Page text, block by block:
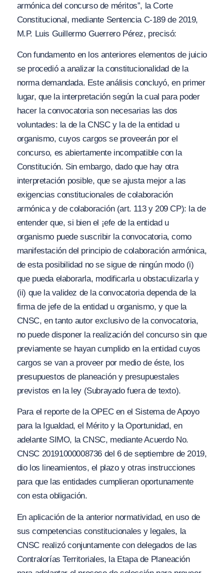
armónica del concurso de méritos”, la Corte
Constitucional, mediante Sentencia C-189 de 2019,
M.P. Luis Guillermo Guerrero Pérez, precisó:
Con fundamento en los anteriores elementos de juicio
se procedió a analizar la constitucionalidad de la
norma demandada. Este análisis concluyó, en primer
lugar, que la interpretación según la cual para poder
hacer la convocatoria son necesarias las dos
voluntades: la de la CNSC y la de la entidad u
organismo, cuyos cargos se proveerán por el
concurso, es abiertamente incompatible con la
Constitución. Sin embargo, dado que hay otra
interpretación posible, que se ajusta mejor a las
exigencias constitucionales de colaboración
armónica y de colaboración (art. 113 y 209 CP): la de
entender que, si bien el ¡efe de la entidad u
organismo puede suscribir la convocatoria, como
manifestación del principio de colaboración armónica,
de esta posibilidad no se sigue de ningún modo (i)
que pueda elaborarla, modificarla u obstaculizarla y
(ii) que la validez de la convocatoria dependa de la
firma de jefe de la entidad u organismo, y que la
CNSC, en tanto autor exclusivo de la convocatoria,
no puede disponer la realización del concurso sin que
previamente se hayan cumplido en la entidad cuyos
cargos se van a proveer por medio de éste, los
presupuestos de planeación y presupuestales
previstos en la ley (Subrayado fuera de texto).
Para el reporte de la OPEC en el Sistema de Apoyo
para la Igualdad, el Mérito y la Oportunidad, en
adelante SIMO, la CNSC, mediante Acuerdo No.
CNSC 20191000008736 del 6 de septiembre de 2019,
dio los lineamientos, el plazo y otras instrucciones
para que las entidades cumplieran oportunamente
con esta obligación.
En aplicación de la anterior normatividad, en uso de
sus competencias constitucionales y legales, la
CNSC realizó conjuntamente con delegados de las
Contralorías Territoriales, la Etapa de Planeación